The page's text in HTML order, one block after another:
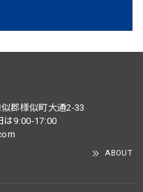
郡様似町大通2-33
は9:00-17:00
ABOUT